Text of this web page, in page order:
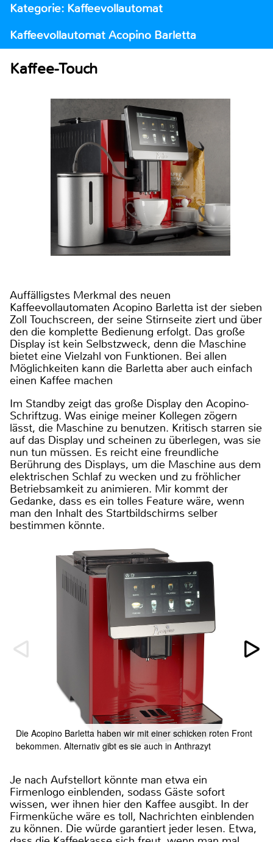
Kategorie: Kaffeevollautomat
Kaffeevollautomat Acopino Barletta
Kaffee-Touch
Auffälligstes Merkmal des neuen
Kaffeevollautomaten Acopino Barletta ist der sieben
Zoll Touchscreen, der seine Stirnseite ziert und über
den die komplette Bedienung erfolgt. Das große
Display ist kein Selbstzweck, denn die Maschine
bietet eine Vielzahl von Funktionen. Bei allen
Möglichkeiten kann die Barletta aber auch einfach
einen Kaffee machen
Im Standby zeigt das große Display den Acopino-
Schriftzug. Was einige meiner Kollegen zögern
lässt, die Maschine zu benutzen. Kritisch starren sie
auf das Display und scheinen zu überlegen, was sie
nun tun müssen. Es reicht eine freundliche
Berührung des Displays, um die Maschine aus dem
elektrischen Schlaf zu wecken und zu fröhlicher
Betriebsamkeit zu animieren. Mir kommt der
Gedanke, dass es ein tolles Feature wäre, wenn
man den Inhalt des Startbildschirms selber
bestimmen könnte.
Die Acopino Barletta haben wir mit einer schicken roten Front
bekommen. Alternativ gibt es sie auch in Anthrazyt
Je nach Aufstellort könnte man etwa ein
Firmenlogo einblenden, sodass Gäste sofort
wissen, wer ihnen hier den Kaffee ausgibt. In der
Firmenküche wäre es toll, Nachrichten einblenden
zu können. Die würde garantiert jeder lesen. Etwa,